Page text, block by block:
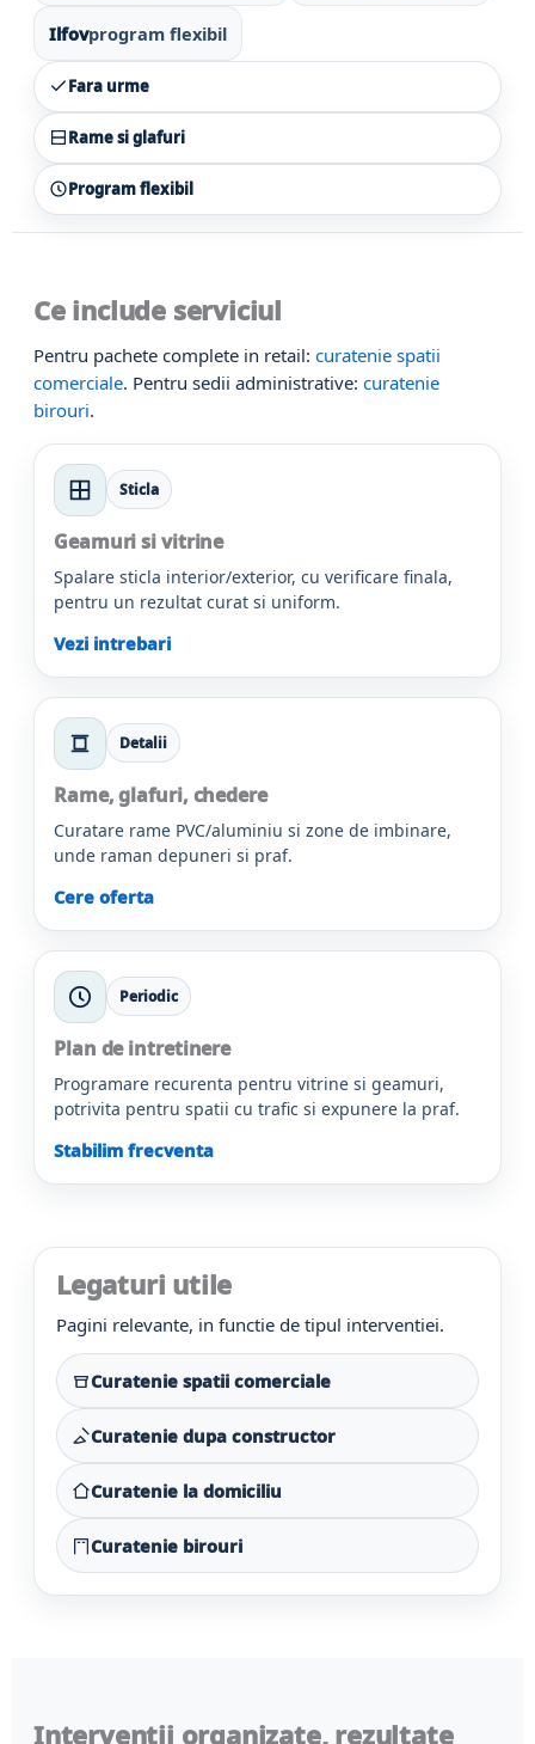
Ilfovprogram flexibil
Fara urme
Rame si glafuri
Program flexibil
Ce include serviciul
Pentru pachete complete in retail: curatenie spatii
comerciale. Pentru sedii administrative: curatenie
birouri.
Sticla
Geamuri si vitrine
Spalare sticla interior/exterior, cu verificare finala,
pentru un rezultat curat si uniform.
Vezi intrebari
Detalii
Rame, glafuri, chedere
Curatare rame PVC/aluminiu si zone de imbinare,
unde raman depuneri si praf.
Cere oferta
Periodic
Plan de intretinere
Programare recurenta pentru vitrine si geamuri,
potrivita pentru spatii cu trafic si expunere la praf.
Stabilim frecventa
Legaturi utile
Pagini relevante, in functie de tipul interventiei.
Curatenie spatii comerciale
Curatenie dupa constructor
Curatenie la domiciliu
Curatenie birouri
Interventii organizate, rezultate